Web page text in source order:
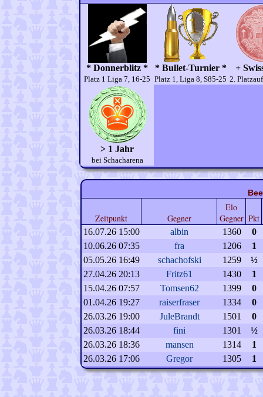
* Donnerblitz *
Platz 1 Liga 7, 16-25
* Bullet-Turnier *
Platz 1, Liga 8, S85-25
+
2.
> 1 Jahr
bei Schacharena
Zeitpunkt Gegner
Elo
Gegner Pkt
16.07.26 15:00 albin 1360
0
10.06.26 07:35
fra 1206
1
05.05.26 16:49
schachofski 1259
½
27.04.26 20:13
Fritz61 1430
1
15.04.26 07:57
Tomsen62 1399
0
01.04.26 19:27
raiserfraser 1334
0
26.03.26 19:00
JuleBrandt 1501
0
26.03.26 18:44
fini 1301
½
26.03.26 18:36
mansen 1314
1
26.03.26 17:06
Gregor 1305 1